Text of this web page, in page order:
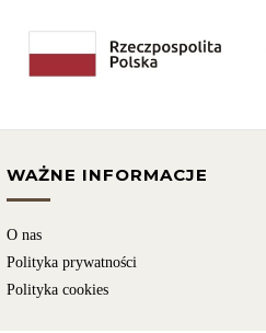
WAŻNE INFORMACJE
O nas
Polityka prywatności
Polityka cookies